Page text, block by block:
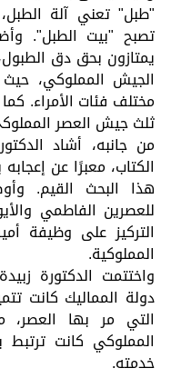
"طبل" تعني آلة الطبل،
تصبح "بيت الطبل".
يمتازون بحق دق
الجيش المملوكي،
مختلف فئات الأمراء.
ثلث جيش العصر
من جانبه، أشاد
الكتاب، معبرًا عن
هذا البحث القيم.
للعصرين الفاطمي
التركيز على وظيفة
المملوكية.
واختتمت الدكتورة
دولة المماليك كانت
التي مر بها
المملوكي كانت ترتبط
خدمته.